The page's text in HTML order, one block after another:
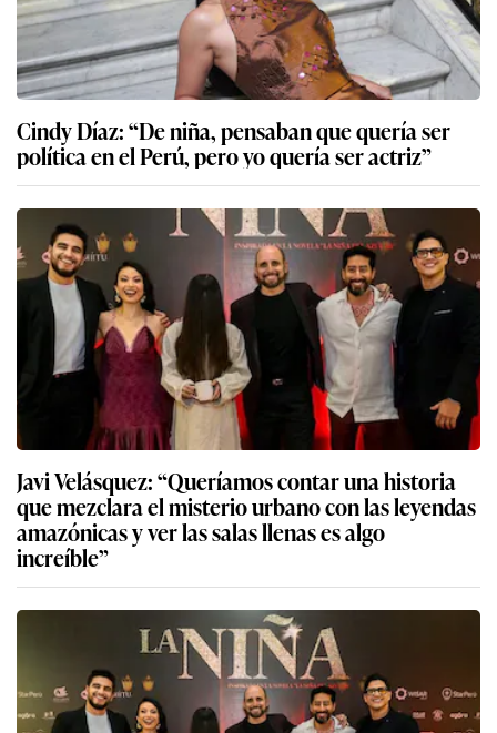
Cindy Díaz: “De niña, pensaban que quería ser
política en el Perú, pero yo quería ser actriz”
Javi Velásquez: “Queríamos contar una historia
que mezclara el misterio urbano con las leyendas
amazónicas y ver las salas llenas es algo
increíble”